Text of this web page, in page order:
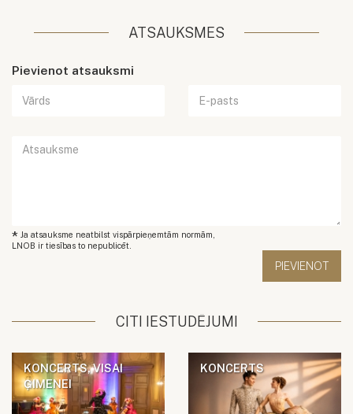
ATSAUKSMES
Pievienot atsauksmi
* Ja atsauksme neatbilst vispārpieņemtām normām,
LNOB ir tiesības to nepublicēt.
CITI IESTUDĒJUMI
KONCERTS, VISAI
ĢIMENEI
KONCERTS